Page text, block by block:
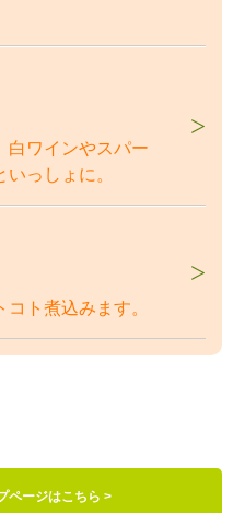
白ワインやスパー
っしょに。
ト煮込みます。
ページはこちら >